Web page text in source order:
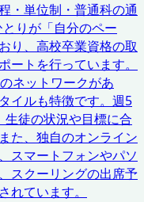
・単位制・普通科の通
りが「自分のペー
り、高校卒業資格の取
トを行っています。
ネットワークがあ
イルも特徴です。週5
徒の状況や目標に合
た、独自のオンライン
スマートフォンやパソ
スクーリングの出席予
れています。